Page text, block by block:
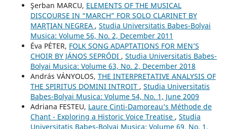
Şerban MARCU, ELEMENTS OF THE MUSICAL
DISCOURSE IN “MARCH” FOR SOLO CLARINET BY
MARŢIAN NEGREA , Studia Universitatis Babes-Bolyai
Musica: Volume 56, No. 2, December 2011
Éva PÉTER, FOLK SONG ADAPTATIONS FOR MEN’S
CHOIR BY JÁNOS SEPRŐDI , Studia Universitatis Babes-
Bolyai Musica: Volume 63, No. 2, December 2018
András VÁNYOLOS, THE INTERPRETATIVE ANALYSIS OF
THE SPIRITUS DOMINI INTROIT , Studia Universitatis
Babes-Bolyai Musica: Volume 54, No. 1, June 2009
Adriana FESTEU, Laure Cinti-Damoreau’s Méthode de
Chant - Exploring a Historic Voice Treatise , Studia
Universitatis Babes-Bolyai Musica: Volume 69, No. 1,